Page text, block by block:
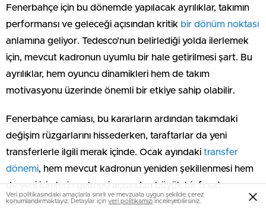
Fenerbahçe için bu dönemde yapılacak ayrılıklar, takımın
performansı ve geleceği açısından kritik bir dönüm noktası
anlamına geliyor. Tedesco’nun belirlediği yolda ilerlemek
için, mevcut kadronun uyumlu bir hale getirilmesi şart. Bu
ayrılıklar, hem oyuncu dinamikleri hem de takım
motivasyonu üzerinde önemli bir etkiye sahip olabilir.
Fenerbahçe camiası, bu kararların ardından takımdaki
değişim rüzgarlarını hissederken, taraftarlar da yeni
transferlerle ilgili merak içinde. Ocak ayındaki transfer
dönemi, hem mevcut kadronun yeniden şekillenmesi hem
de yeni isimlerin gelmesi açısından büyük bir fırsat
sunuyor.
Veri politikasındaki amaçlarla sınırlı ve mevzuata uygun şekilde çerez
konumlandırmaktayız. Detaylar için veri politikamızı inceleyebilirsiniz.